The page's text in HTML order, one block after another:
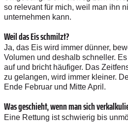
so relevant für mich, weil man ihn
unternehmen kann.
Weil das Eis schmilzt?
Ja, das Eis wird immer dünner,
Volumen und deshalb schneller.
auf und bricht häufiger. Das
zu gelangen, wird immer kleiner.
Ende Februar und Mitte April.
Was geschieht, wenn man sich
Eine Rettung ist schwierig bis